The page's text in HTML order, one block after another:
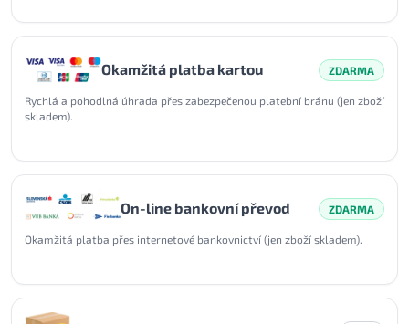
Okamžitá platba kartou ZDARMA
Rychlá a pohodlná úhrada přes zabezpečenou platební bránu (jen zboží
skladem).
On-line bankovní převod ZDARMA
Okamžitá platba přes internetové bankovnictví (jen zboží skladem).